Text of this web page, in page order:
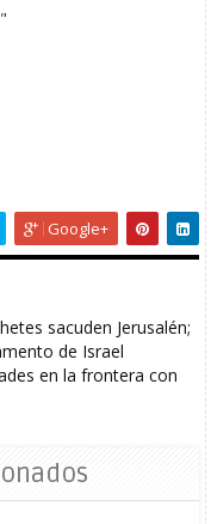
Google+
sacuden Jerusalén;
de Israel
en la frontera con